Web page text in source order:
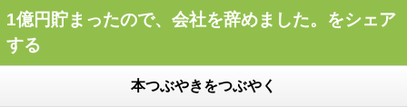
1億円貯まったので、会社を辞めました。をシェア
する
本つぶやきをつぶやく